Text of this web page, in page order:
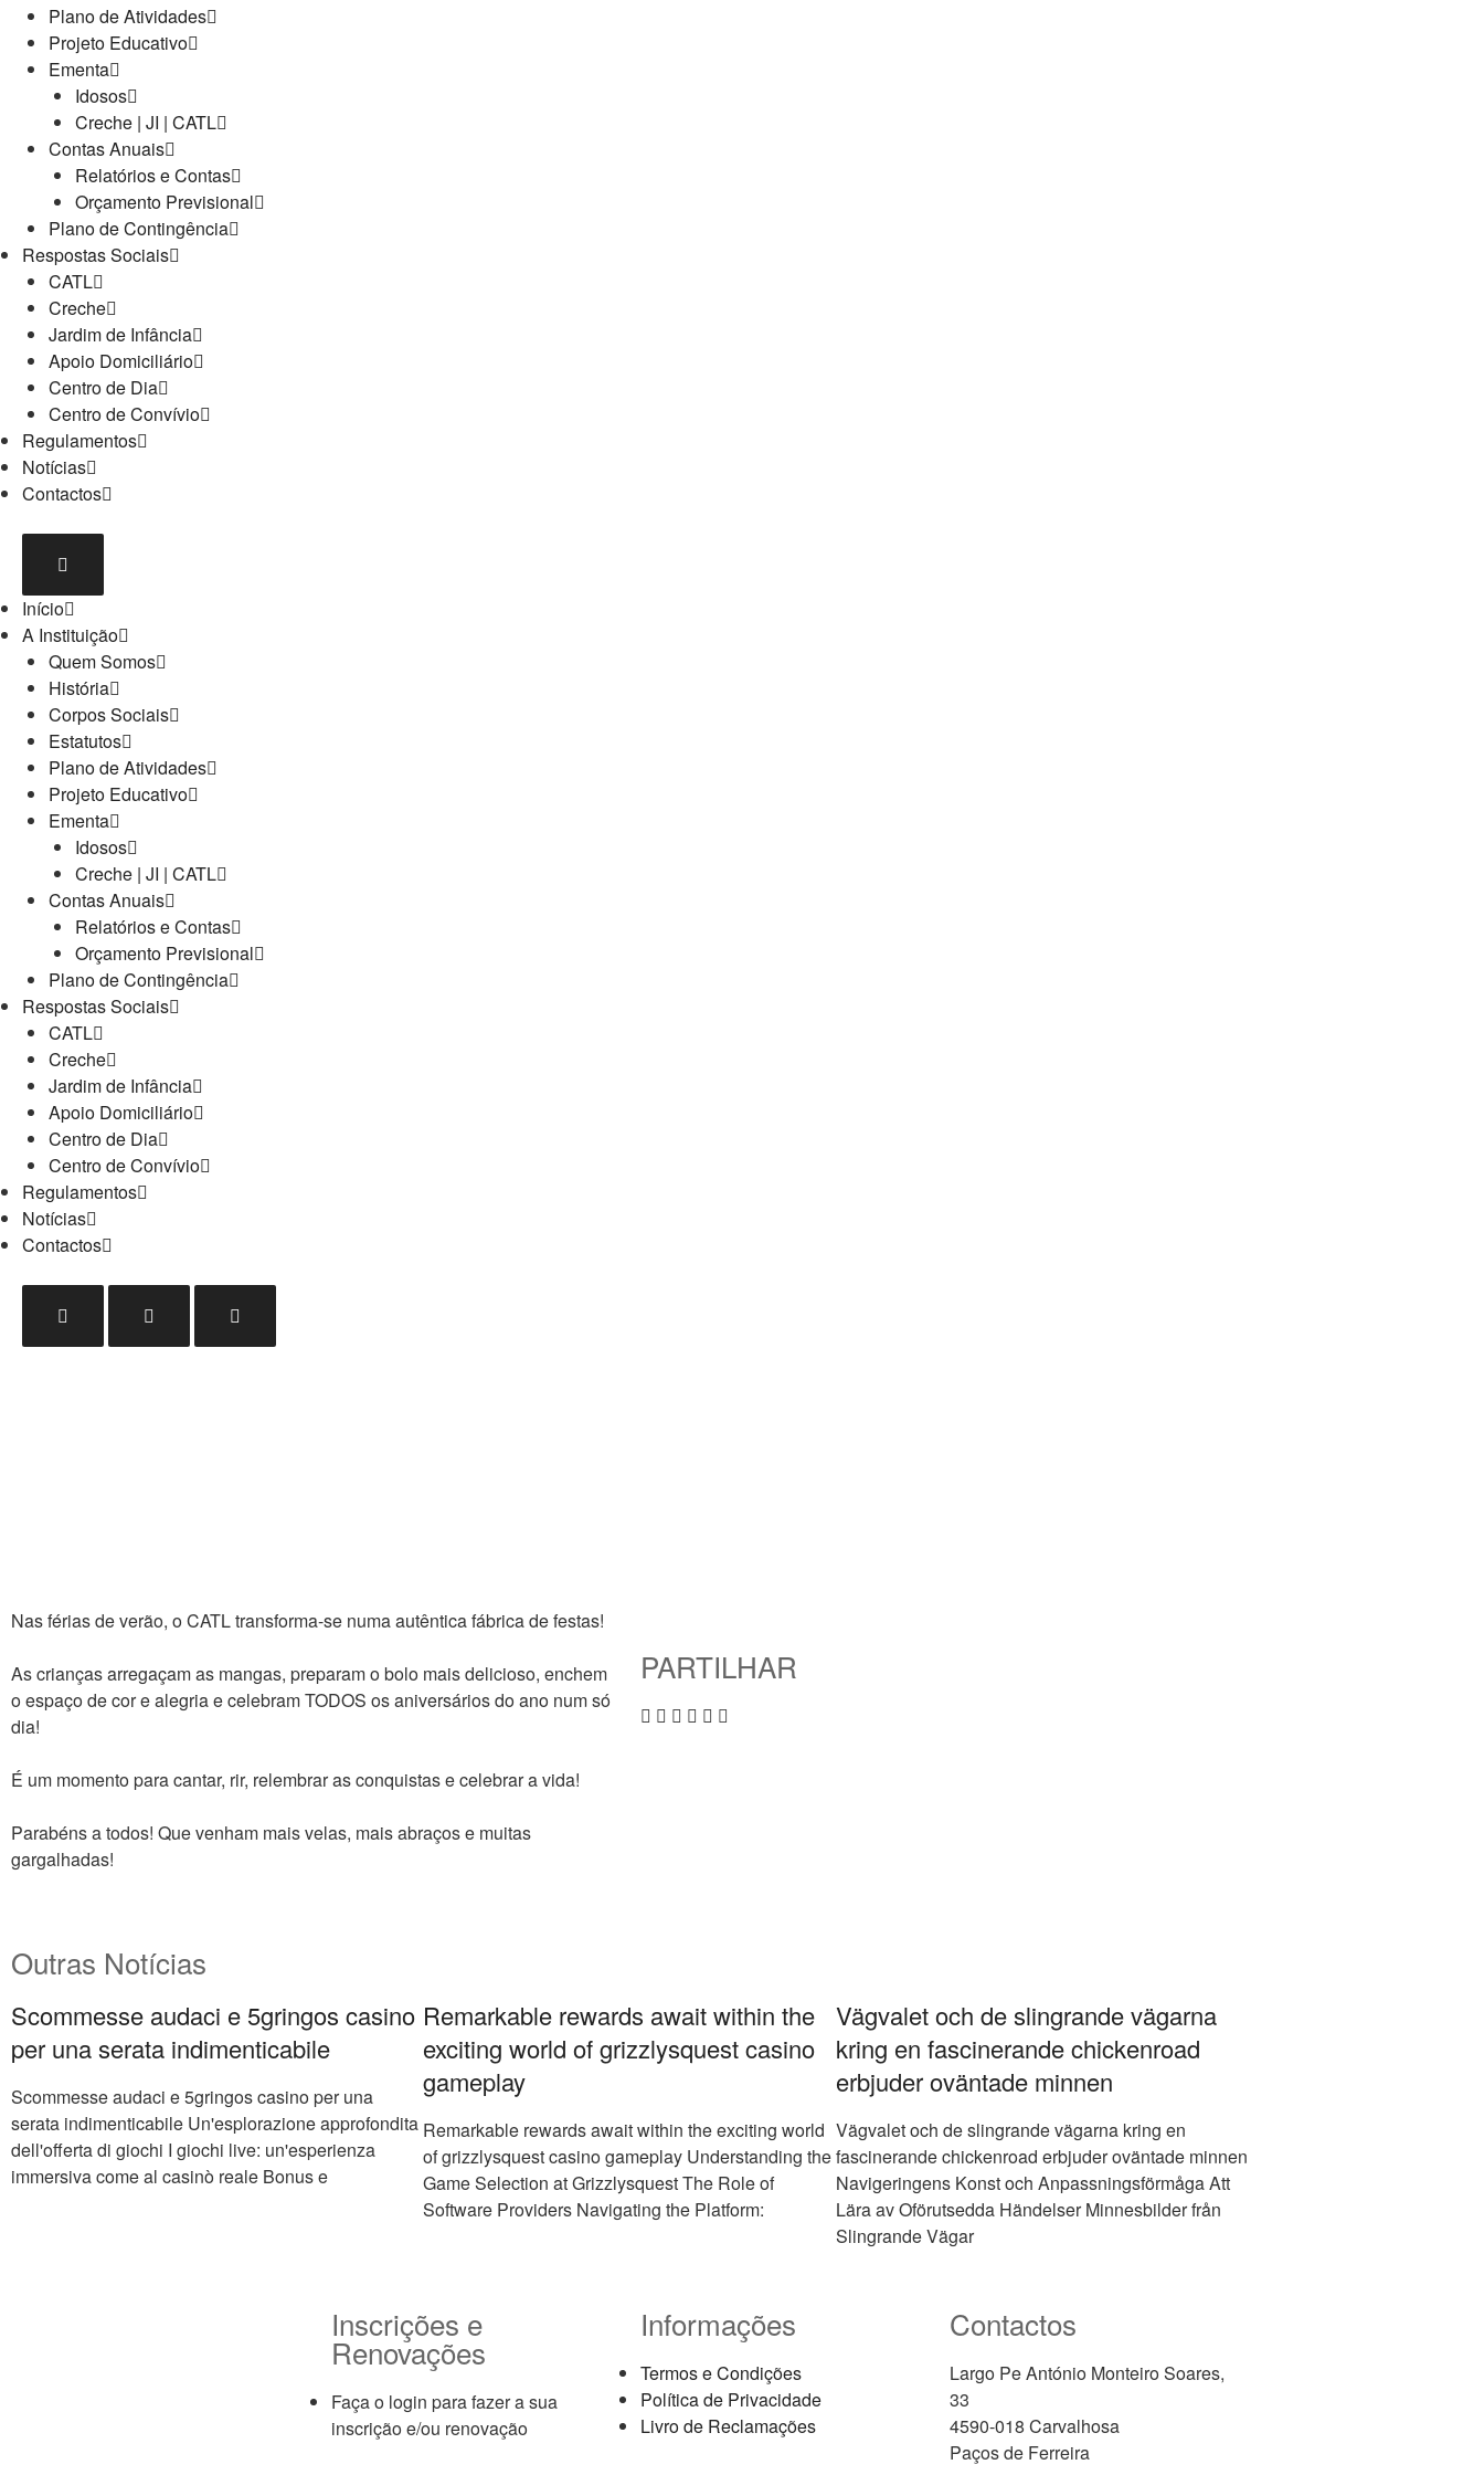
Plano de Atividades
Projeto Educativo
Ementa
Idosos
Creche | JI | CATL
Contas Anuais
Relatórios e Contas
Orçamento Previsional
Plano de Contingência
Respostas Sociais
CATL
Creche
Jardim de Infância
Apoio Domiciliário
Centro de Dia
Centro de Convívio
Regulamentos
Notícias
Contactos
Início
A Instituição
Quem Somos
História
Corpos Sociais
Estatutos
Plano de Atividades
Projeto Educativo
Ementa
Idosos
Creche | JI | CATL
Contas Anuais
Relatórios e Contas
Orçamento Previsional
Plano de Contingência
Respostas Sociais
CATL
Creche
Jardim de Infância
Apoio Domiciliário
Centro de Dia
Centro de Convívio
Regulamentos
Notícias
Contactos
Nas férias de verão, o CATL transforma-se numa autêntica fábrica de festas!
As crianças arregaçam as mangas, preparam o bolo mais delicioso, enchem
o espaço de cor e alegria e celebram TODOS os aniversários do ano num só
dia!
É um momento para cantar, rir, relembrar as conquistas e celebrar a vida!
Parabéns a todos! Que venham mais velas, mais abraços e muitas
gargalhadas!
PARTILHAR
Outras Notícias
Scommesse audaci e 5gringos casino
per una serata indimenticabile
Scommesse audaci e 5gringos casino per una
serata indimenticabile Un'esplorazione approfondita
dell'offerta di giochi I giochi live: un'esperienza
immersiva come al casinò reale Bonus e
Remarkable rewards await within the
exciting world of grizzlysquest casino
gameplay
Remarkable rewards await within the exciting world
of grizzlysquest casino gameplay Understanding the
Game Selection at Grizzlysquest The Role of
Software Providers Navigating the Platform:
Vägvalet och de slingrande vägarna
kring en fascinerande chickenroad
erbjuder oväntade minnen
Vägvalet och de slingrande vägarna kring en
fascinerande chickenroad erbjuder oväntade minnen
Navigeringens Konst och Anpassningsförmåga Att
Lära av Oförutsedda Händelser Minnesbilder från
Slingrande Vägar
Inscrições e
Renovações
Faça o login para fazer a sua
inscrição e/ou renovação
Informações
Termos e Condições
Política de Privacidade
Livro de Reclamações
Contactos
Largo Pe António Monteiro Soares,
33
4590-018 Carvalhosa
Paços de Ferreira